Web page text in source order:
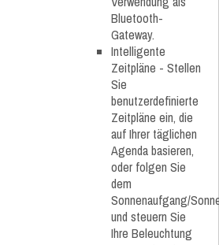
Bluetooth-
Gateway.
Intelligente
Zeitpläne - Stellen
Sie
benutzerdefinierte
Zeitpläne ein, die
auf Ihrer täglichen
Agenda basieren,
oder folgen Sie
dem
Sonnenaufgang/
und steuern Sie
Ihre Beleuchtung